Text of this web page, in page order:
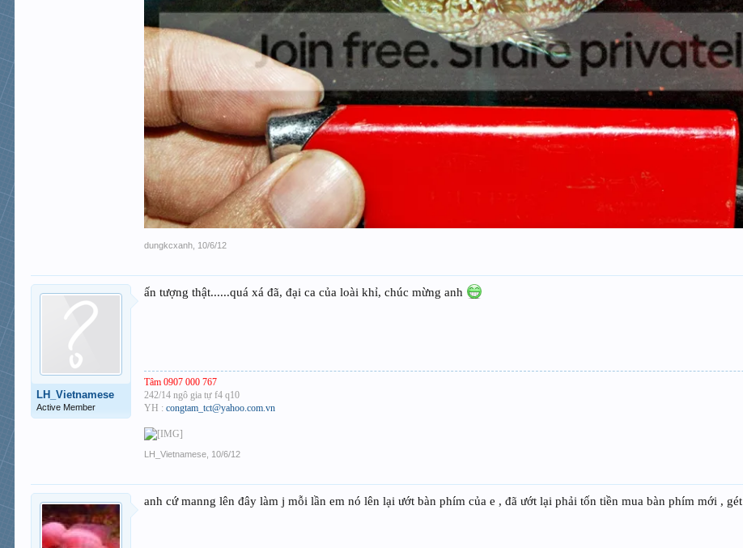
dungkcxanh 10/6/12
LH_Vietnamese
Active Member
ấn tượng thật......quá xá đã, đại ca của loài khỉ, chúc mừng anh
Tâm 0907 000 767
242/14 ngô gia tự f4 q10
YH :congtam_tct@yahoo.com.vn
LH_Vietnamese 10/6/12
anh cứ manng lên đây làm j mỗi lần em nó lên lại ướt bàn phím của e , đã ướt lại phải tốn tiền mua bàn phím mới , gét